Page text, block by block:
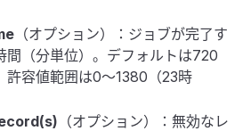
（オプション）：ジョブが完了す
間（分単位）。デフォルトは720
許容値範囲は0〜1380（23時
（オプション）：無効なレ